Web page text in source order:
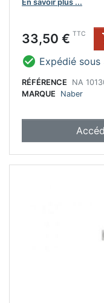
En savoir plus ...
Prix
33,50 € TTC
 Expédié
RÉFÉRENCE NA
MARQUE
Naber